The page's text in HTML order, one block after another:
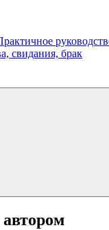
свидания, брак